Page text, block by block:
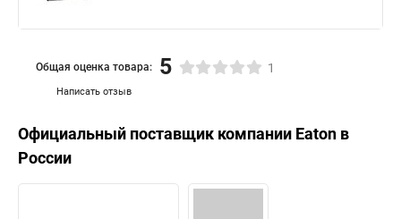
Написать отзыв
Общая оценка товара: 5 1
Официальный поставщик компании Eaton в
России